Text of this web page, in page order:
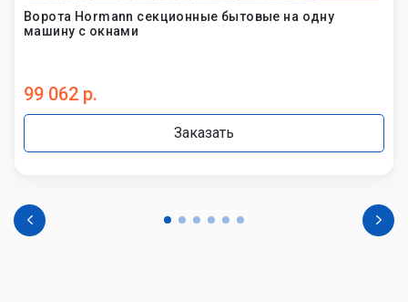
Ворота Hormann секционные бытовые на одну
машину с окнами
99 062 р.
Заказать